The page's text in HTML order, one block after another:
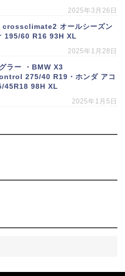
2025年3月26日
crossclimate2 オールシーズン
195/60 R16 93H XL
2025年1月28日
グラー ・BMW X3
275/40 R19・ホンダ アコ
45R18 98H XL
2025年1月5日